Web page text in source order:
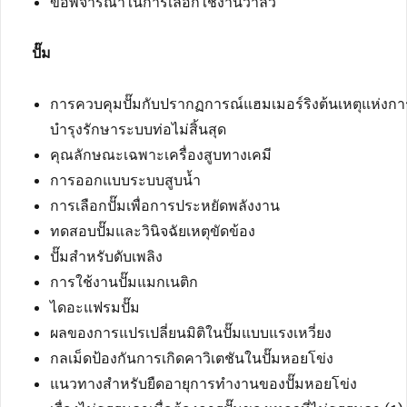
ปั๊ม
การควบคุมปั๊มกับปรากฏการณ์แฮมเมอร์ริงต้นเหตุแห่งก
บำรุงรักษาระบบท่อไม่สิ้นสุด
คุณลักษณะเฉพาะเครื่องสูบทางเคมี
การออกแบบระบบสูบน้ำ
การเลือกปั๊มเพื่อการประหยัดพลังงาน
ทดสอบปั๊มและวินิจฉัยเหตุขัดข้อง
ปั๊มสำหรับดับเพลิง
การใช้งานปั๊มแมกเนติก
ไดอะแฟรมปั๊ม
ผลของการแปรเปลี่ยนมิติในปั๊มแบบแรงเหวี่ยง
กลเม็ดป้องกันการเกิดคาวิเตชันในปั๊มหอยโข่ง
แนวทางสำหรับยืดอายุการทำงานของปั๊มหอยโข่ง